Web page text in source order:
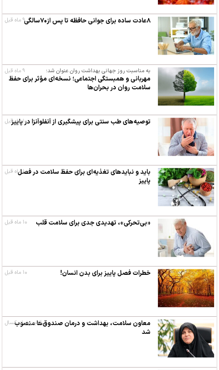
۸عادت ساده برای جوانی حافظه تا پس‌ از۷۰سالگی ۹ ماه قبل
به مناسبت روز جهانی بهداشت روان عنوان شد؛
مهربانی و همبستگی اجتماعی؛ نسخه‌ای مؤثر برای حفظ
سلامت روان در بحران‌ها
۹ ماه قبل
توصیه‌های طب سنتی برای پیشگیری از آنفلوآنزا در پاییز
۱۰ ماه قبل
باید و نبایدهای تغذیه‌ای برای حفظ سلامت در فصل
پاییز
۱۰ ماه قبل
«بی‌تحرکی»، تهدیدی جدی برای سلامت قلب ۱۰ ماه قبل
خطرات فصل پاییز برای بدن انسان! ۱۰ ماه قبل
معاون سلامت، بهداشت و درمان صندوق‌ها منصوب
شد
قدیمی‌تر از یکسال